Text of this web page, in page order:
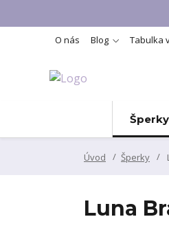
O nás Blog Tabulka
Šperky
Úvod Šperky
Luna